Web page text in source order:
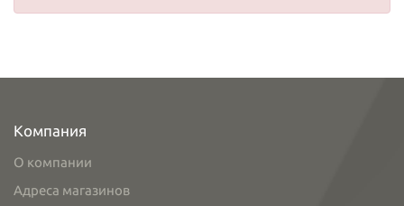
Компания
О компании
Адреса магазинов